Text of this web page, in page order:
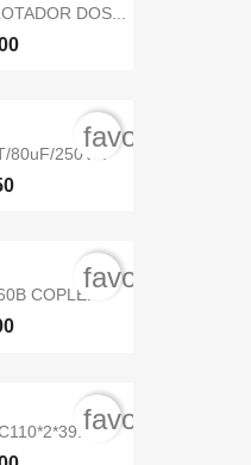
DOS...
250V...
COPLE...